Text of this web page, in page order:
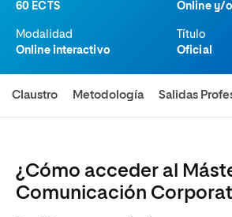
60 ECTS
Online y/
Modalidad
Online interactivo
Título
Oficial
Claustro Metodología Salidas
¿Cómo acceder al
Comunicación